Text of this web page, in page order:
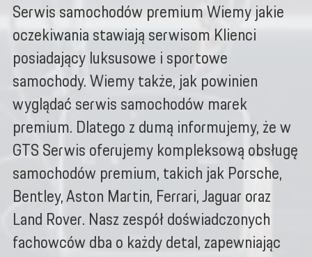
Serwis samochodów premium Wiemy jakie
oczekiwania stawiają serwisom Klienci
posiadający luksusowe i sportowe
samochody. Wiemy także, jak powinien
wyglądać serwis samochodów marek
premium. Dlatego z dumą informujemy, że w
GTS Serwis oferujemy kompleksową obsługę
samochodów premium, takich jak Porsche,
Bentley, Aston Martin, Ferrari, Jaguar oraz
Land Rover. Nasz zespół doświadczonych
fachowców dba o każdy detal, zapewniając